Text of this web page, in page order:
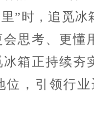
”时，追觅冰
思考、更懂
箱正持续夯
位，引领行